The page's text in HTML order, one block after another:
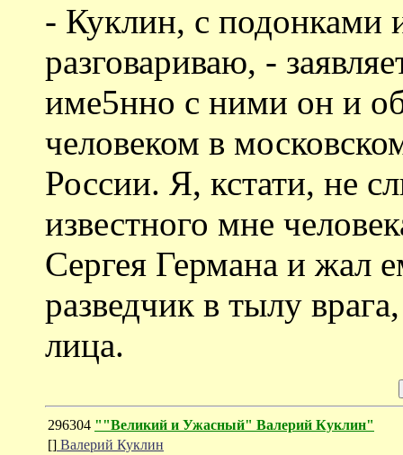
- Куклин, с подонками
разговариваю, -
име5нно с ними он и
человеком в
России. Я, кстати, не
известного мне
Сергея Германа и жал
разведчик в тылу
лица.
296304 ""Великий и Ужасный" Валерий Куклин"
[] Валерий Куклин